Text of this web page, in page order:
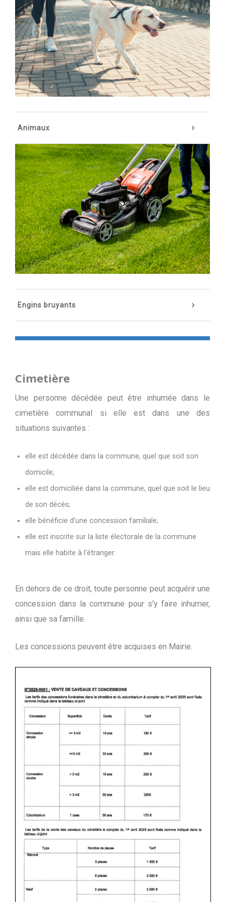
Animaux
Engins bruyants
Cimetière
Une personne décédée peut être inhumée dans le
cimetière communal si elle est dans une des
situations suivantes :
elle est décédée dans la commune, quel que soit son
domicile;
elle est domiciliée dans la commune, quel que soit le lieu
de son décès;
elle bénéficie d'une concession familiale;
elle est inscrite sur la liste électorale de la commune
mais elle habite à l'étranger.
En dehors de ce droit, toute personne peut acquérir une
concession dans la commune pour s'y faire inhumer,
ainsi que sa famille.
Les concessions peuvent être acquises en Mairie.